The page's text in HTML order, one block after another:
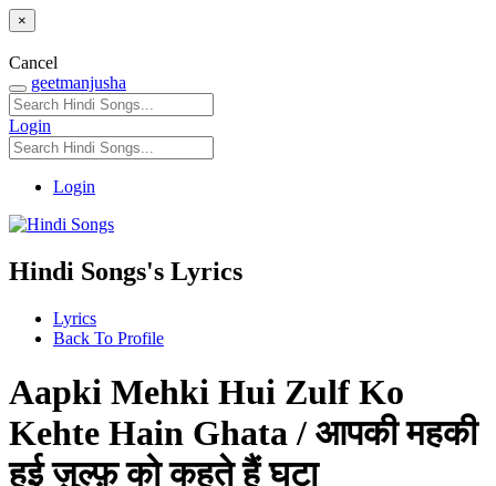
×
Cancel
geetmanjusha
Login
Login
Hindi Songs's Lyrics
Lyrics
Back To Profile
Aapki Mehki Hui Zulf Ko
Kehte Hain Ghata / आपकी महकी
हुई ज़ुल्फ़ को कहते हैं घटा